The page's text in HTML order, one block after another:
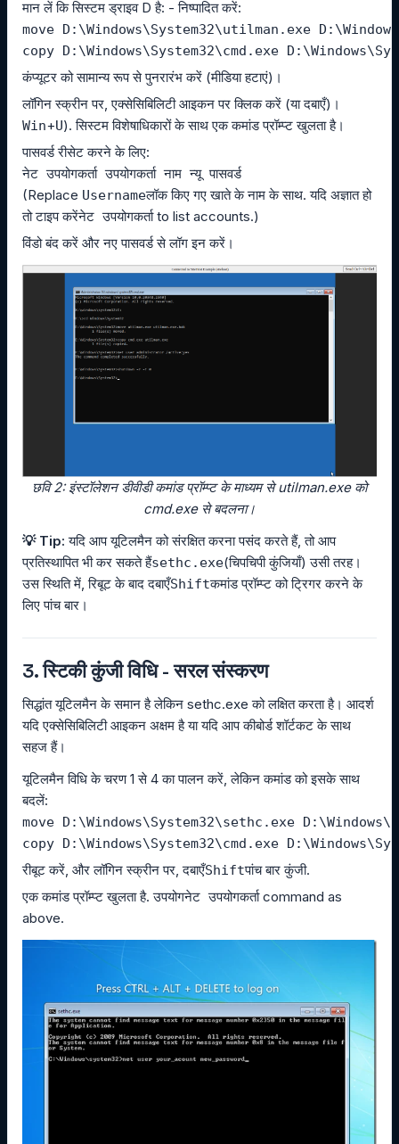
मान लें कि सिस्टम ड्राइव D है: - निष्पादित करें:
move D:\Windows\System32\utilman.exe
copy D:\Windows\System32\cmd.exe
कंप्यूटर को सामान्य रूप से पुनरारंभ करें (मीडिया हटाएं)।
लॉगिन स्क्रीन पर, एक्सेसिबिलिटी आइकन पर क्लिक करें (या दबाएँ)।
Win+U). सिस्टम विशेषाधिकारों के साथ एक कमांड प्रॉम्प्ट खुलता है।
पासवर्ड रीसेट करने के लिए:
नेट उपयोगकर्ता उपयोगकर्ता नाम न्यू पासवर्ड
(Replace Usernameलॉक किए गए खाते के नाम के साथ. यदि अज्ञात हो
तो टाइप करेंनेट उपयोगकर्ताto list accounts.)
विंडो बंद करें और नए पासवर्ड से लॉग इन करें।
छवि 2: इंस्टॉलेशन डीवीडी कमांड प्रॉम्प्ट के माध्यम से utilman.exe को
cmd.exe से बदलना।
💡 Tip:यदि आप यूटिलमैन को संरक्षित करना पसंद करते हैं, तो आप
प्रतिस्थापित भी कर सकते हैंsethc.exe(चिपचिपी कुंजियाँ) उसी तरह।
उस स्थिति में, रिबूट के बाद दबाएँShiftकमांड प्रॉम्प्ट को ट्रिगर करने के
लिए पांच बार।
3. स्टिकी कुंजी विधि - सरल संस्करण
सिद्धांत यूटिलमैन के समान है लेकिन sethc.exe को लक्षित करता है। आदर्श
यदि एक्सेसिबिलिटी आइकन अक्षम है या यदि आप कीबोर्ड शॉर्टकट के साथ
सहज हैं।
यूटिलमैन विधि के चरण 1 से 4 का पालन करें, लेकिन कमांड को इसके साथ
बदलें:
move D:\Windows\System32\sethc.exe
copy D:\Windows\System32\cmd.exe
रीबूट करें, और लॉगिन स्क्रीन पर, दबाएँShiftपांच बार कुंजी.
एक कमांड प्रॉम्प्ट खुलता है. उपयोगनेट उपयोगकर्ताcommand as
above.